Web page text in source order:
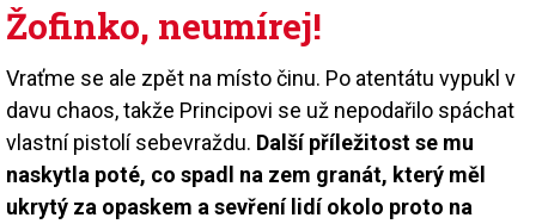
Žofinko, neumírej!
Vraťme se ale zpět na místo činu. Po atentátu vypukl v
davu chaos, takže Principovi se už nepodařilo spáchat
vlastní pistolí sebevraždu. Další příležitost se mu
naskytla poté, co spadl na zem granát, který měl
ukrytý za opaskem a sevření lidí okolo proto na